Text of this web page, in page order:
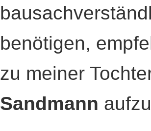
benötigen,
zu meiner
Sandmann